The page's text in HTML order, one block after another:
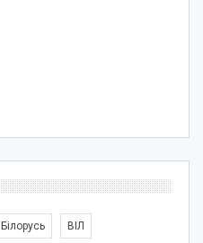
Білорусь ВІЛ